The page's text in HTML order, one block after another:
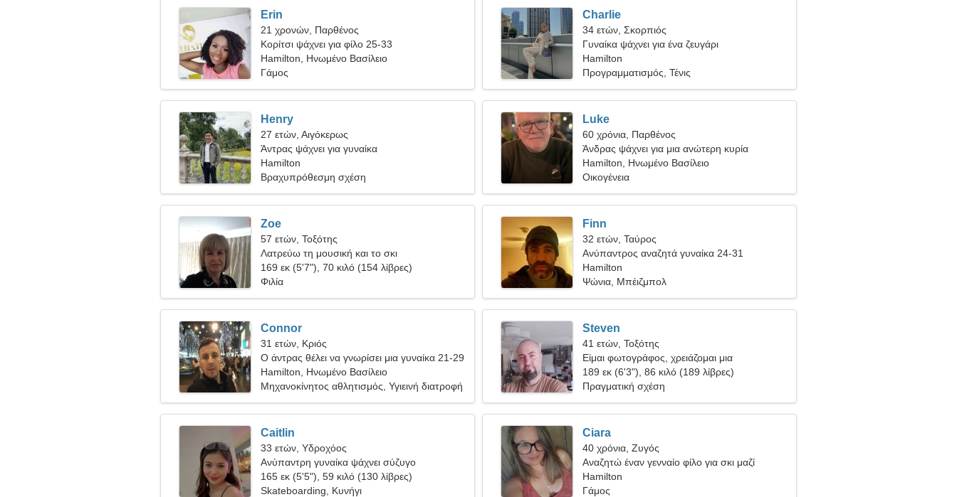
Erin
21 χρονών, Παρθένος
Κορίτσι ψάχνει για φίλο 25-33
Hamilton, Ηνωμένο Βασίλειο
Γάμος
Charlie
34 ετών, Σκορπιός
Γυναίκα ψάχνει για ένα ζευγάρι
Hamilton
Προγραμματισμός, Τένις
Henry
27 ετών, Αιγόκερως
Άντρας ψάχνει για γυναίκα
Hamilton
Βραχυπρόθεσμη σχέση
Luke
60 χρόνια, Παρθένος
Άνδρας ψάχνει για μια ανώτερη κυρία
Hamilton, Ηνωμένο Βασίλειο
Οικογένεια
Zoe
57 ετών, Τοξότης
Λατρεύω τη μουσική και το σκι
169 εκ (5'7"), 70 κιλό (154 λίβρες)
Φιλία
Finn
32 ετών, Ταύρος
Ανύπαντρος αναζητά γυναίκα 24-31
Hamilton
Ψώνια, Μπέιζμπολ
Connor
31 ετών, Κριός
Ο άντρας θέλει να γνωρίσει μια γυναίκα 21-29
Hamilton, Ηνωμένο Βασίλειο
Μηχανοκίνητος αθλητισμός, Υγιεινή διατροφή
Steven
41 ετών, Τοξότης
Είμαι φωτογράφος, χρειάζομαι μια
καταπληκτική γυναίκα
189 εκ (6'3"), 86 κιλό (189 λίβρες)
Πραγματική σχέση
Caitlin
33 ετών, Υδροχόος
Ανύπαντρη γυναίκα ψάχνει σύζυγο
165 εκ (5'5"), 59 κιλό (130 λίβρες)
Skateboarding, Κυνήγι
Ciara
40 χρόνια, Ζυγός
Αναζητώ έναν γενναίο φίλο για σκι μαζί
Hamilton
Γάμος